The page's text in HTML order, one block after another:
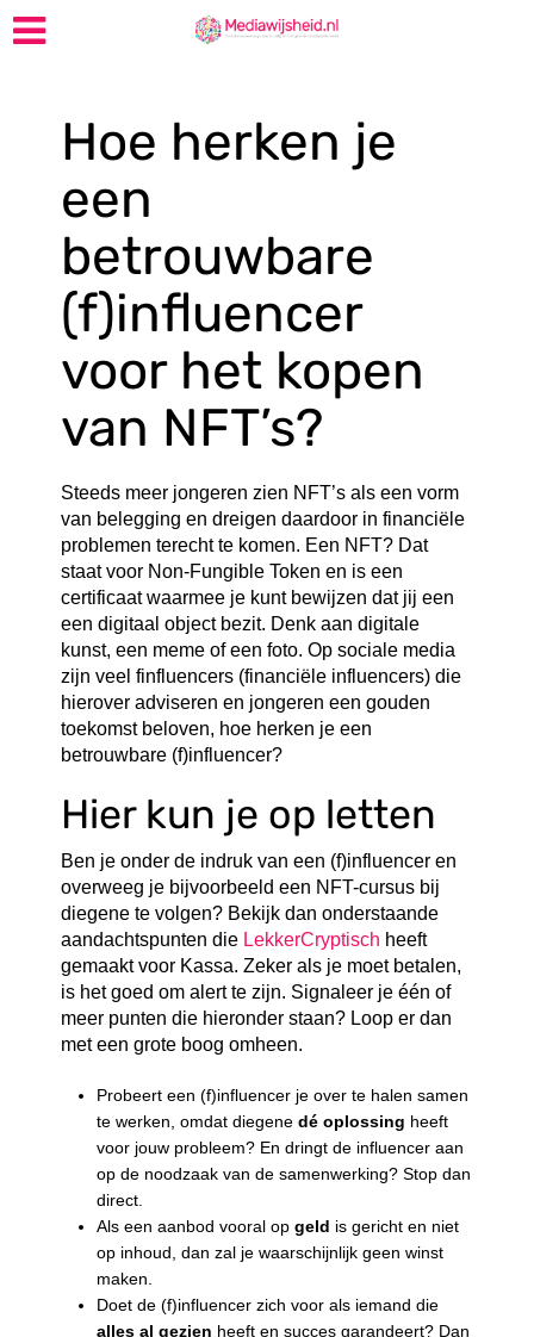
Hoe herken je
een
betrouwbare
(f)influencer
voor het kopen
van NFT’s?
Steeds meer jongeren zien NFT’s als een vorm
van belegging en dreigen daardoor in financiële
problemen terecht te komen. Een NFT? Dat
staat voor Non-Fungible Token en is een
certificaat waarmee je kunt bewijzen dat jij een
een digitaal object bezit. Denk aan digitale
kunst, een meme of een foto. Op sociale media
zijn veel finfluencers (financiële influencers) die
hierover adviseren en jongeren een gouden
toekomst beloven, hoe herken je een
betrouwbare (f)influencer?
Hier kun je op letten
Ben je onder de indruk van een (f)influencer en
overweeg je bijvoorbeeld een NFT-cursus bij
diegene te volgen? Bekijk dan onderstaande
aandachtspunten die LekkerCryptisch heeft
gemaakt voor Kassa. Zeker als je moet betalen,
is het goed om alert te zijn. Signaleer je één of
meer punten die hieronder staan? Loop er dan
met een grote boog omheen.
Probeert een (f)influencer je over te halen samen
te werken, omdat diegenedé oplossing heeft
voor jouw probleem? En dringt de influencer aan
op de noodzaak van de samenwerking? Stop dan
direct.
Als een aanbod vooral opgeld is gericht en niet
op inhoud, dan zal je waarschijnlijk geen winst
maken.
Doet de (f)influencer zich voor als iemand die
alles al gezien heeft en succes garandeert? Dan